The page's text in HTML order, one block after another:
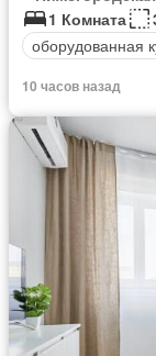
1 Комната
оборудованная
10 часов назад